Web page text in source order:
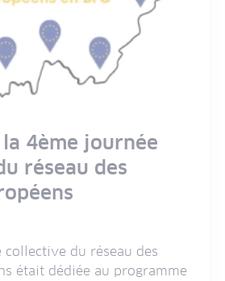
4ème journée
réseau des
collective du réseau des
était dédiée au programme